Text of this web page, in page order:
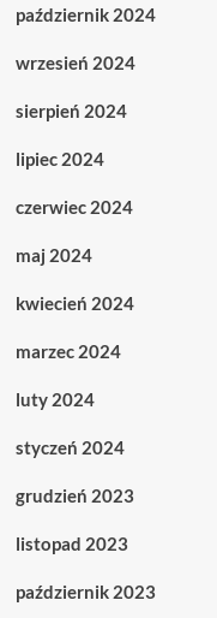
październik 2024
wrzesień 2024
sierpień 2024
lipiec 2024
czerwiec 2024
maj 2024
kwiecień 2024
marzec 2024
luty 2024
styczeń 2024
grudzień 2023
listopad 2023
październik 2023